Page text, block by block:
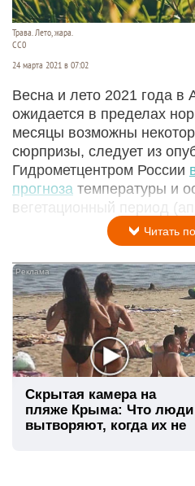
Трава. Лето, жара.
СС0
24 марта 2021 в 07:02
Весна и лето 2021 года в
ожидается в пределах
месяцы возможны
сюрпризы, следует из
Гидрометцентром России
прогноза температуры и
вегетационный период
Читать
Скрытая камера на
пляже Крыма: Что люди
вытворяют, когда их не